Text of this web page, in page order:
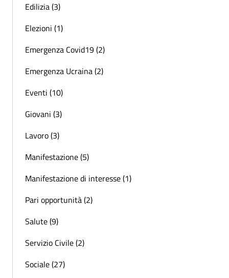
Edilizia (3)
Elezioni (1)
Emergenza Covid19 (2)
Emergenza Ucraina (2)
Eventi (10)
Giovani (3)
Lavoro (3)
Manifestazione (5)
Manifestazione di interesse (1)
Pari opportunità (2)
Salute (9)
Servizio Civile (2)
Sociale (27)